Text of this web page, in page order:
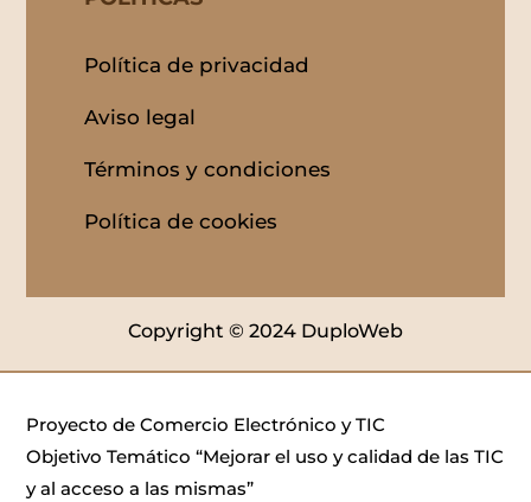
Política de privacidad
Aviso legal
Términos y condiciones
Política de cookies
Copyright © 2024 DuploWeb
Proyecto de Comercio Electrónico y TIC
Objetivo Temático “Mejorar el uso y calidad de las TIC
y al acceso a las mismas”